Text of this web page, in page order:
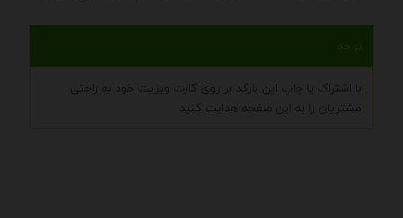
توجه
با اشتراک یا چاپ این بارکد بر روی کارت ویزیت خود به راحتی
مشتریان را به این صفحه هدایت کنید